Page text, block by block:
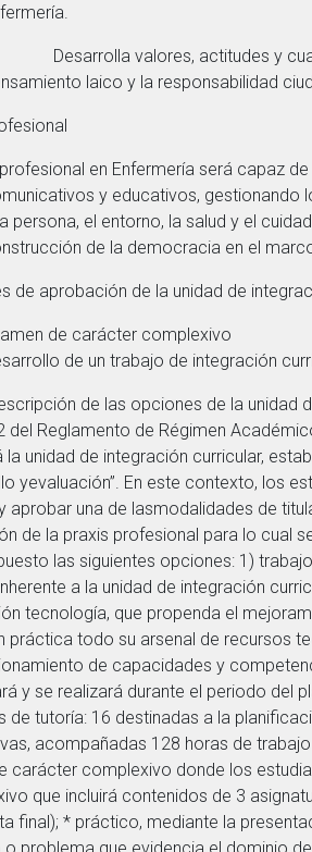
valores, actitudes y
laico y la responsabilidad
en Enfermería será capaz
y educativos, gestionando
persona, el entorno, la salud y el
de la democracia en el
de aprobación de la unidad de
de carácter complexivo
de un trabajo de integración
de las opciones de la unidad
del Reglamento de Régimen
la unidad de integración curricular,
yevaluación”. En este contexto, los
aprobar una de lasmodalidades de
de la praxis profesional para lo cual
las siguientes opciones: 1)
a la unidad de integración
tecnología, que propenda el
práctica todo su arsenal de recursos
de capacidades y
y se realizará durante el periodo del
de tutoría: 16 destinadas a la
acompañadas 128 horas de
carácter complexivo donde los
que incluirá contenidos de 3
final); * práctico, mediante la